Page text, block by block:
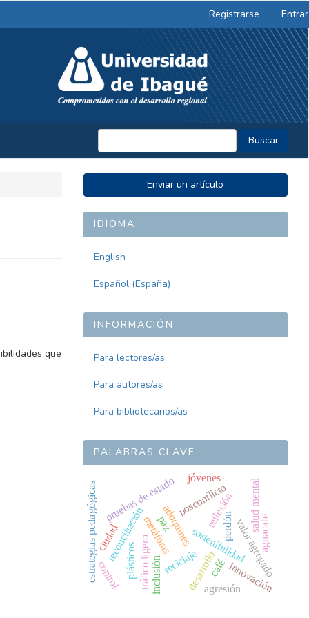
Registrarse Entrar
Buscar
que
ENVIAR
UN
ARTÍCULO
Enviar un artículo
IDIOMA
English
Español (España)
INFORMACIÓN
Para lectores/as
Para autores/as
Para bibliotecarios/as
PALABRAS CLAVE
adoquines
reciclaje
plásticostráfico ligero
paz
posconflicto
café
sostenibilidad
desarrollo
perdón
reconciliación reflexión
valor agregado
pruebas de estado
metáforas
salud mental
innovación
aguacate
inclusión
estrategias pedagógicasciudad
agresión
jóvenes
control